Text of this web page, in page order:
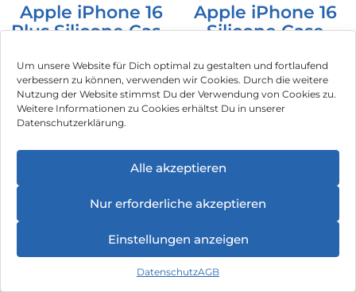
Um unsere Website für Dich optimal zu gestalten und fortlaufend
verbessern zu können, verwenden wir Cookies. Durch die weitere
Nutzung der Website stimmst Du der Verwendung von Cookies zu.
Weitere Informationen zu Cookies erhältst Du in unserer
Datenschutzerklärung.
Alle akzeptieren
Nur erforderliche akzeptieren
Einstellungen anzeigen
DatenschutzAGB
Apple iPhone 16
Plus Silicone Case
inkl. MwSt.
Apple iPhone 16
Silicone Case
Green
inkl. MwSt.
Apple iPhone 16
Silicone Case
MagSafe Fuchsia
31,90€
Apple iPhone 16
MagSafe
Transparent
36,90€
Apple Pencil USB-
C Weiß
91,90€
Apple Silikon Case
mit MagSafe
iPhone 14 Pro
(PRODUCT)RED
57,90€